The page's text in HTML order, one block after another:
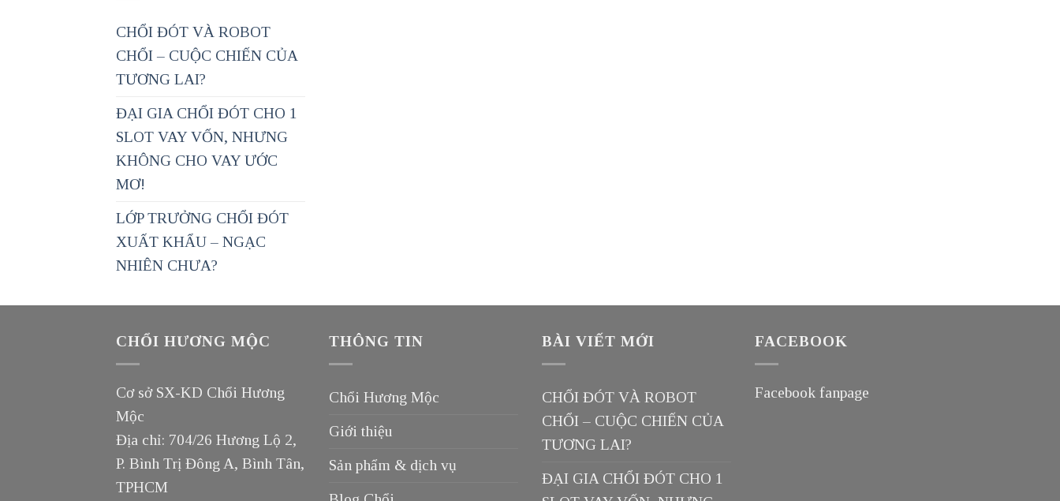
CHỔI ĐÓT VÀ ROBOT
CHỔI – CUỘC CHIẾN CỦA
TƯƠNG LAI?
ĐẠI GIA CHỔI ĐÓT CHO 1
SLOT VAY VỐN, NHƯNG
KHÔNG CHO VAY ƯỚC
MƠ!
LỚP TRƯỞNG CHỔI ĐÓT
XUẤT KHẨU – NGẠC
NHIÊN CHƯA?
CHỔI HƯƠNG MỘC
Cơ sở SX-KD Chổi Hương
Mộc
Địa chỉ: 704/26 Hương Lộ 2,
P. Bình Trị Đông A, Bình Tân,
TPHCM
THÔNG TIN
Chổi Hương Mộc
Giới thiệu
Sản phẩm & dịch vụ
BÀI VIẾT MỚI
CHỔI ĐÓT VÀ ROBOT
CHỔI – CUỘC CHIẾN CỦA
TƯƠNG LAI?
ĐẠI GIA CHỔI ĐÓT CHO 1
FACEBOOK
Facebook fanpage